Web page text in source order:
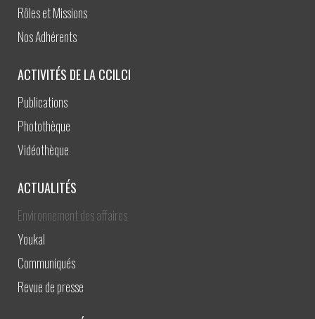
Rôles et Missions
Nos Adhérents
ACTIVITÉS DE LA CCILCI
Publications
Photothèque
Vidéothèque
ACTUALITÉS
Environnement des affaires
Youkal
Communiqués
Revue de presse